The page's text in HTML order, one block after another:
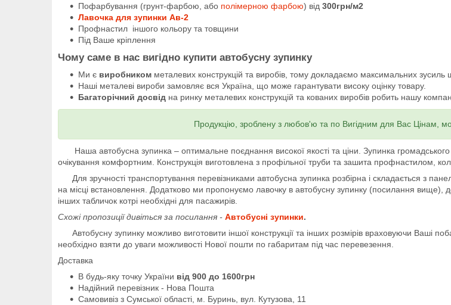
Пофарбування (грунт-фарбою, або полімерною фарбою) від 300грн/м2
Лавочка для зупинки Ав-2
Профнастил іншого кольору та товщини
Під Ваше кріплення
Чому саме в нас вигідно купити автобусну зупинку
Ми є виробником металевих конструкцій та виробів, тому докладаємо максимальних
Наші металеві вироби замовляє вся Україна, що може гарантувати високу оцінку товару.
Багаторічний досвід на ринку металевих конструкцій та кованих виробів робить нашу
Продукцію, зроблену з любов'ю та по Вигідним для Вас Цінам,
Наша автобусна зупинка – оптимальне поєднання високої якості та ціни. Зупинка
очікування комфортним. Конструкція виготовлена з профільної труби та зашита профнастилом,
Для зручності транспортування перевізниками автобусна зупинка розбірна і складається з
на місці встановлення. Додатково ми пропонуємо лавочку в автобусну зупинку (посилання
інших табличок котрі необхідні для пасажирів.
Схожі пропозиції дивіться за посилання - Автобусні зупинки.
Автобусну зупинку можливо виготовити іншої конструкції та інших розмірів враховуючи Ваші
необхідно взяти до уваги можливості Нової пошти по габаритам під час перевезення.
Доставка
В будь-яку точку України від 900 до 1600грн
Надійний перевізник - Нова Пошта
Самовивіз з Сумської області, м. Буринь, вул. Кутузова, 11